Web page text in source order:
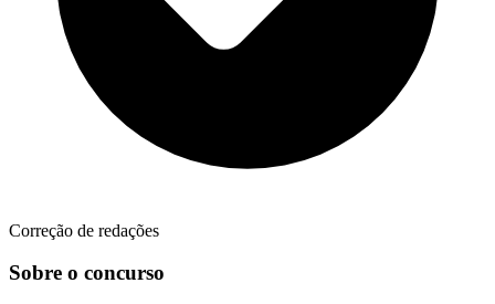
Correção de redações
Sobre o concurso